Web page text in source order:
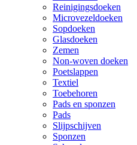
Reinigingsdoeken
Microvezeldoeken
Sopdoeken
Glasdoeken
Zemen
Non-woven doeken
Poetslappen
Textiel
Toebehoren
Pads en sponzen
Pads
Slijpschijven
Sponzen